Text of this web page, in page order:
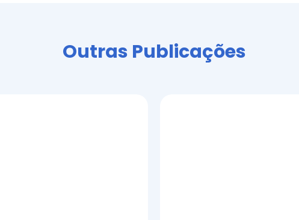
Outras Publicações